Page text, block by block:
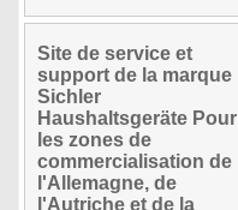
Site de service et
support de la marque
Sichler
Haushaltsgeräte Pour
les zones de
commercialisation de
l'Allemagne, de
l'Autriche et de la